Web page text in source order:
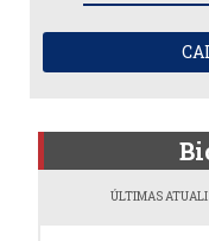
ÚLTIMAS